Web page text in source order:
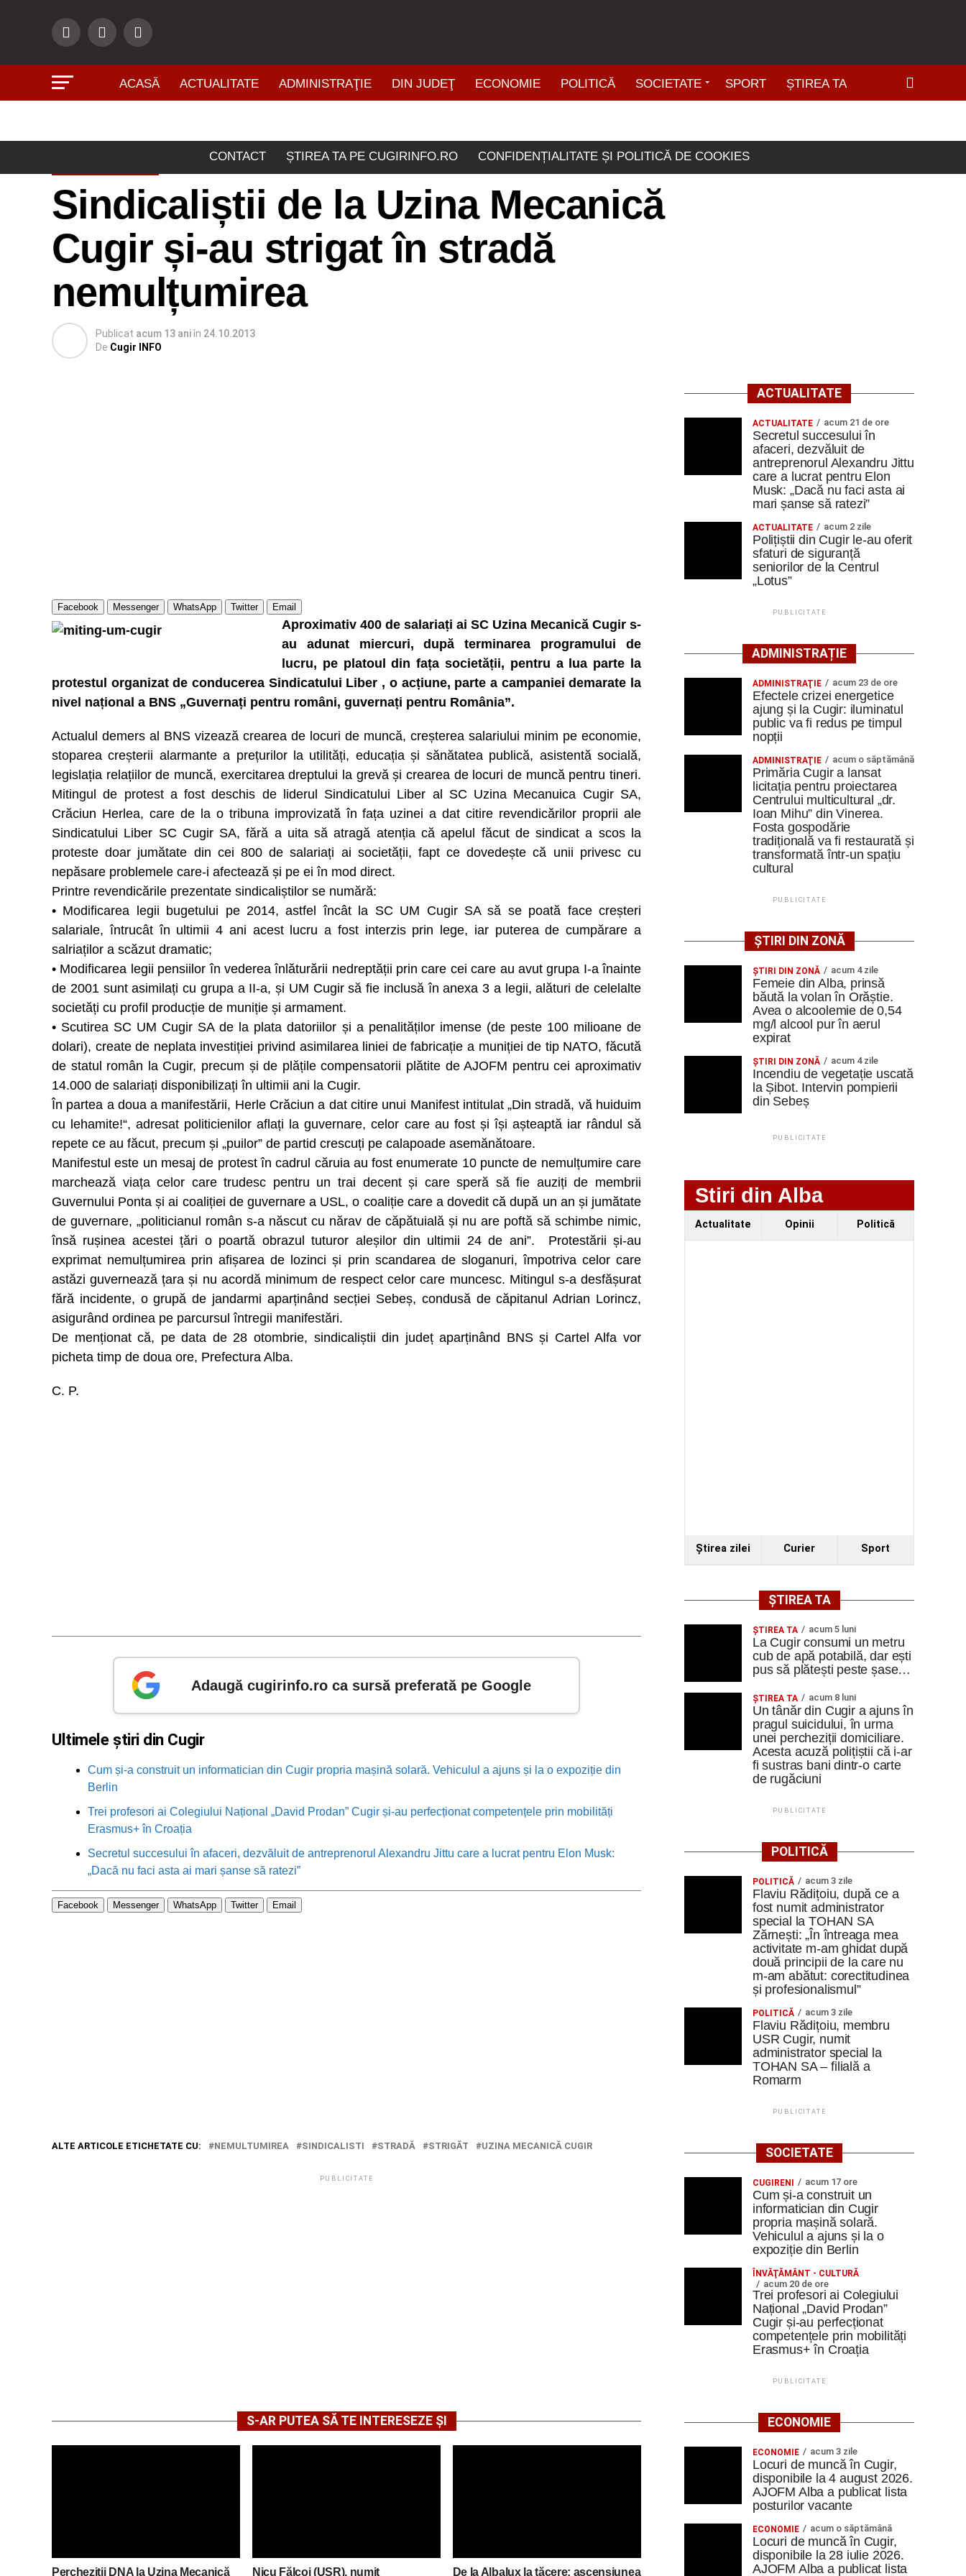
ACASĂ ACTUALITATE ADMINISTRAŢIE DIN JUDEŢ ECONOMIE POLITICĂ SOCIETATE SPORT ȘTIREA TA
CONTACT ȘTIREA TA PE CUGIRINFO.RO CONFIDENȚIALITATE ȘI POLITICĂ DE COOKIES
Sindicaliștii de la Uzina Mecanică
Cugir și-au strigat în stradă
nemulțumirea
Publicat acum 13 aniîn 24.10.2013
De Cugir INFO
Facebook Messenger WhatsApp Twitter Email
Aproximativ 400 de salariați ai SC Uzina Mecanică Cugir s-
au adunat miercuri, după terminarea programului de
lucru, pe platoul din fața societății, pentru a lua parte la
protestul organizat de conducerea Sindicatului Liber , o acțiune, parte a campaniei demarate la
nivel național a BNS „Guvernați pentru români, guvernați pentru România”.
Actualul demers al BNS vizează crearea de locuri de muncă, creșterea salariului minim pe economie,
stoparea creșterii alarmante a prețurilor la utilități, educația și sănătatea publică, asistentă socială,
legislația relațiilor de muncă, exercitarea dreptului la grevă și crearea de locuri de muncă pentru tineri.
Mitingul de protest a fost deschis de liderul Sindicatului Liber al SC Uzina Mecanuica Cugir SA,
Crăciun Herlea, care de la o tribuna improvizată în fața uzinei a dat citire revendicărilor proprii ale
Sindicatului Liber SC Cugir SA, fără a uita să atragă atenția că apelul făcut de sindicat a scos la
proteste doar jumătate din cei 800 de salariați ai societății, fapt ce dovedește că unii privesc cu
nepăsare problemele care-i afectează și pe ei în mod direct.
Printre revendicările prezentate sindicaliștilor se numără:
• Modificarea legii bugetului pe 2014, astfel încât la SC UM Cugir SA să se poată face creșteri
salariale, întrucât în ultimii 4 ani acest lucru a fost interzis prin lege, iar puterea de cumpărare a
salriaților a scăzut dramatic;
• Modificarea legii pensiilor în vederea înlăturării nedreptății prin care cei care au avut grupa I-a înainte
de 2001 sunt asimilați cu grupa a II-a, și UM Cugir să fie inclusă în anexa 3 a legii, alături de celelalte
societăți cu profil producție de muniție și armament.
• Scutirea SC UM Cugir SA de la plata datoriilor și a penalităților imense (de peste 100 milioane de
dolari), create de neplata investiției privind asimilarea liniei de fabricație a muniției de tip NATO, făcută
de statul român la Cugir, precum și de plățile compensatorii plătite de AJOFM pentru cei aproximativ
14.000 de salariați disponibilizați în ultimii ani la Cugir.
În partea a doua a manifestării, Herle Crăciun a dat citire unui Manifest intitulat „Din stradă, vă huiduim
cu lehamite!“, adresat politicienilor aflați la guvernare, celor care au fost și își așteaptă iar rândul să
repete ce au făcut, precum și „puilor” de partid crescuți pe calapoade asemănătoare.
Manifestul este un mesaj de protest în cadrul căruia au fost enumerate 10 puncte de nemulțumire care
marchează viața celor care trudesc pentru un trai decent și care speră să fie auziți de membrii
Guvernului Ponta și ai coaliției de guvernare a USL, o coaliție care a dovedit că după un an și jumătate
de guvernare, „politicianul român s-a născut cu nărav de căpătuială și nu are poftă să schimbe nimic,
însă rușinea acestei țări o poartă obrazul tuturor aleșilor din ultimii 24 de ani”. Protestării și-au
exprimat nemulțumirea prin afișarea de lozinci și prin scandarea de sloganuri, împotriva celor care
astăzi guvernează țara și nu acordă minimum de respect celor care muncesc. Mitingul s-a desfășurat
fără incidente, o grupă de jandarmi aparținând secției Sebeș, condusă de căpitanul Adrian Lorincz,
asigurând ordinea pe parcursul întregii manifestări.
De menționat că, pe data de 28 otombrie, sindicaliștii din județ aparținând BNS și Cartel Alfa vor
picheta timp de doua ore, Prefectura Alba.
C. P.
Adaugă cugirinfo.ro ca sursă preferată pe Google
Ultimele știri din Cugir
Cum și-a construit un informatician din Cugir propria mașină solară. Vehiculul a ajuns și la o expoziție din
Berlin
Trei profesori ai Colegiului Național „David Prodan” Cugir și-au perfecționat competențele prin mobilități
Erasmus+ în Croația
Secretul succesului în afaceri, dezvăluit de antreprenorul Alexandru Jittu care a lucrat pentru Elon Musk:
„Dacă nu faci asta ai mari șanse să ratezi”
Facebook Messenger WhatsApp Twitter Email
ALTE ARTICOLE ETICHETATE CU: NEMULTUMIREA SINDICALISTI STRADĂ STRIGĂT UZINA MECANICĂ CUGIR
PUBLICITATE
S-AR PUTEA SĂ TE INTERESEZE ȘI
Percheziții DNA la Uzina Mecanică Nicu Fălcoi (USR), numit De la Albalux la tăcere: ascensiunea
ACTUALITATE
ACTUALITATE acum 21 de ore
Secretul succesului în
afaceri, dezvăluit de
antreprenorul Alexandru Jittu
care a lucrat pentru Elon
Musk: „Dacă nu faci asta ai
mari șanse să ratezi”
ACTUALITATE acum 2 zile
Polițiștii din Cugir le-au oferit
sfaturi de siguranță
seniorilor de la Centrul
„Lotus”
PUBLICITATE
ADMINISTRAȚIE
ADMINISTRAŢIE acum 23 de ore
Efectele crizei energetice
ajung și la Cugir: iluminatul
public va fi redus pe timpul
nopții
ADMINISTRAŢIE acum o săptămână
Primăria Cugir a lansat
licitația pentru proiectarea
Centrului multicultural „dr.
Ioan Mihu” din Vinerea.
Fosta gospodărie
tradițională va fi restaurată și
transformată într-un spațiu
cultural
PUBLICITATE
ȘTIRI DIN ZONĂ
ŞTIRI DIN ZONĂ acum 4 zile
Femeie din Alba, prinsă
băută la volan în Orăștie.
Avea o alcoolemie de 0,54
mg/l alcool pur în aerul
expirat
ŞTIRI DIN ZONĂ acum 4 zile
Incendiu de vegetație uscată
la Șibot. Intervin pompierii
din Sebeș
PUBLICITATE
Stiri din Alba
Actualitate Opinii Politică
Ştirea zilei Curier Sport
ȘTIREA TA
ȘTIREA TA acum 5 luni
La Cugir consumi un metru
cub de apă potabilă, dar ești
pus să plătești peste șase…
ȘTIREA TA acum 8 luni
Un tânăr din Cugir a ajuns în
pragul suicidului, în urma
unei percheziții domiciliare.
Acesta acuză polițiștii că i-ar
fi sustras bani dintr-o carte
de rugăciuni
PUBLICITATE
POLITICĂ
POLITICĂ acum 3 zile
Flaviu Rădițoiu, după ce a
fost numit administrator
special la TOHAN SA
Zărnești: „În întreaga mea
activitate m-am ghidat după
două principii de la care nu
m-am abătut: corectitudinea
și profesionalismul”
POLITICĂ acum 3 zile
Flaviu Rădițoiu, membru
USR Cugir, numit
administrator special la
TOHAN SA – filială a
Romarm
PUBLICITATE
SOCIETATE
CUGIRENI acum 17 ore
Cum și-a construit un
informatician din Cugir
propria mașină solară.
Vehiculul a ajuns și la o
expoziție din Berlin
ÎNVĂŢĂMÂNT - CULTURĂ
acum 20 de ore
Trei profesori ai Colegiului
Național „David Prodan”
Cugir și-au perfecționat
competențele prin mobilități
Erasmus+ în Croația
PUBLICITATE
ECONOMIE
ECONOMIE acum 3 zile
Locuri de muncă în Cugir,
disponibile la 4 august 2026.
AJOFM Alba a publicat lista
posturilor vacante
ECONOMIE acum o săptămână
Locuri de muncă în Cugir,
disponibile la 28 iulie 2026.
AJOFM Alba a publicat lista